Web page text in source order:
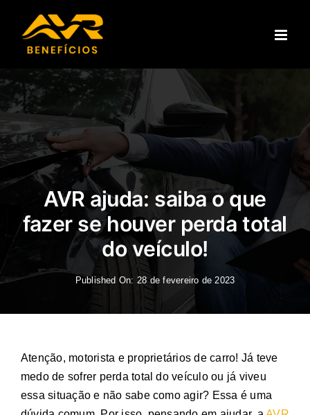
AVR ajuda: saiba o que
fazer se houver perda total
do veículo!
Published On: 28 de fevereiro de 2023
Atenção, motorista e proprietários de carro! Já teve
medo de sofrer perda total do veículoou já viveu
essa situação e não sabe como agir? Essa é uma